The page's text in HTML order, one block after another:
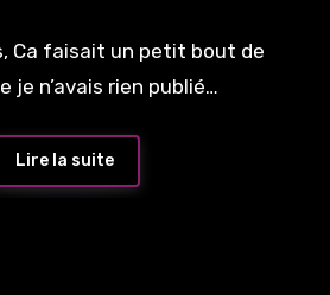
Ca faisait un petit bout de
je n’avais rien publié…
Lire la suite